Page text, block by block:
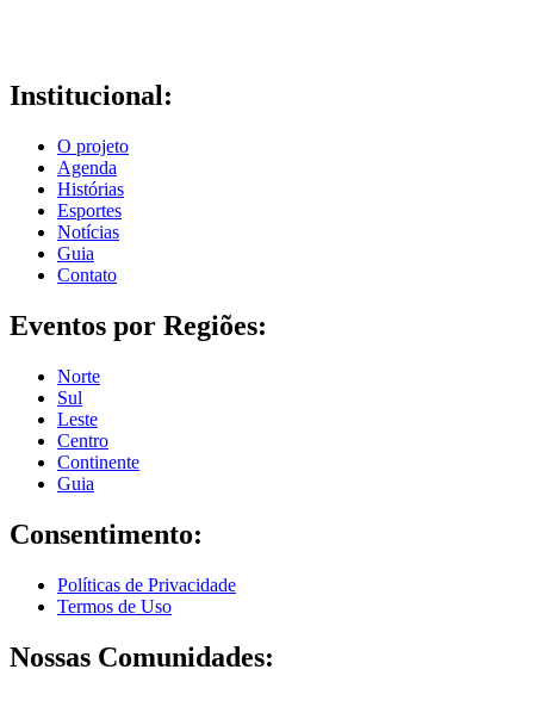
Institucional:
O projeto
Agenda
Histórias
Esportes
Notícias
Guia
Contato
Eventos por Regiões:
Norte
Sul
Leste
Centro
Continente
Guia
Consentimento:
Políticas de Privacidade
Termos de Uso
Nossas Comunidades: